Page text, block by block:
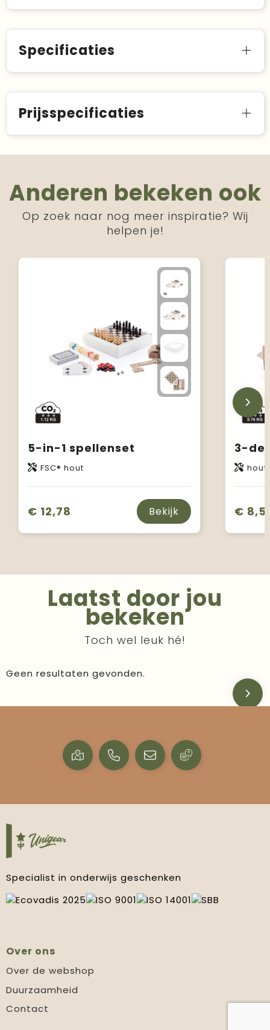
Specificaties
Prijsspecificaties
Anderen bekeken ook
Op zoek naar nog meer inspiratie? Wij
helpen je!
5-in-1 spellenset
FSC® hout
€ 12,78 Bekijk
3-
hout
€
Laatst door jou
bekeken
Toch wel leuk hé!
Geen resultaten gevonden.
Specialist in onderwijs geschenken
Over ons
Over de webshop
Duurzaamheid
Contact